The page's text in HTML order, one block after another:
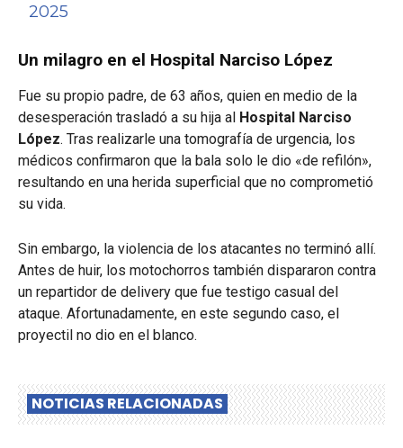
2025
Un milagro en el Hospital Narciso López
Fue su propio padre, de 63 años, quien en medio de la
desesperación trasladó a su hija al Hospital Narciso
López. Tras realizarle una tomografía de urgencia, los
médicos confirmaron que la bala solo le dio «de refilón»,
resultando en una herida superficial que no comprometió
su vida.
Sin embargo, la violencia de los atacantes no terminó allí.
Antes de huir, los motochorros también dispararon contra
un repartidor de delivery que fue testigo casual del
ataque. Afortunadamente, en este segundo caso, el
proyectil no dio en el blanco.
NOTICIAS RELACIONADAS